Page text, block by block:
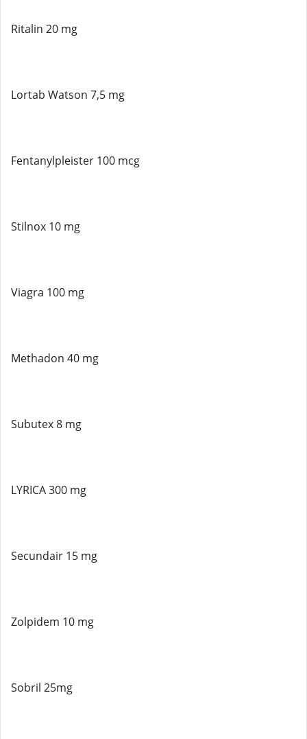
Ritalin 20 mg
Lortab Watson 7,5 mg
Fentanylpleister 100 mcg
Stilnox 10 mg
Viagra 100 mg
Methadon 40 mg
Subutex 8 mg
LYRICA 300 mg
Secundair 15 mg
Zolpidem 10 mg
Sobril 25mg